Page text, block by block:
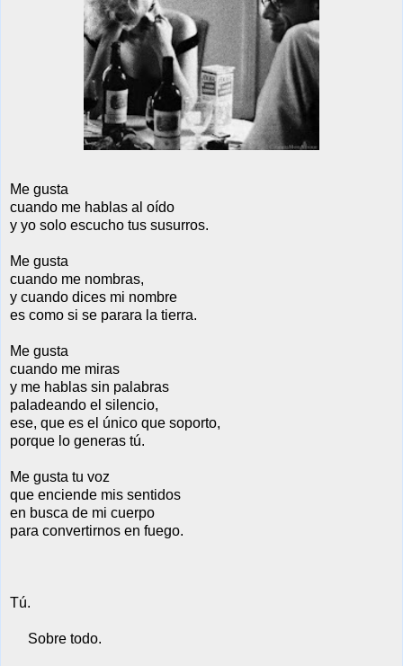
Me gusta
cuando me hablas al oído
y yo solo escucho tus susurros.
Me gusta
cuando me nombras,
y cuando dices mi nombre
es como si se parara la tierra.
Me gusta
cuando me miras
y me hablas sin palabras
paladeando el silencio,
ese, que es el único que soporto,
porque lo generas tú.
Me gusta tu voz
que enciende mis sentidos
en busca de mi cuerpo
para convertirnos en fuego.
Tú.
Sobre todo.